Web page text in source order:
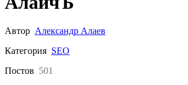
Автор Александр Алаев
Категория SEO
Постов 501